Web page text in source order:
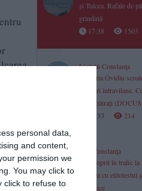
personal data,
and content,
permission we
You may click to
click to refuse to
și Tulcea. Rafale de
grindină
17:38
1503
Licitații Constanța
Primăria Ovidiu
terenuri intravilane.
metri pătrați
17:33
214
Știri Constanța
Șofer oprit în trafic
testarea cu
biologice